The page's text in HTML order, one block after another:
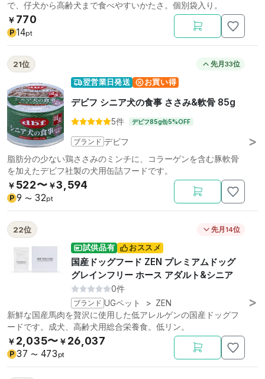
で、仔犬から高齢犬まで食べやすいかたさ。個別袋入り。
￥ 770
P 14pt
21位 先月33位
翌営業日発送 お買い得
デビフ シニア犬の食事 ささみ&軟骨 85g
5件 デビフ85g缶5%OFF
ブランド デビフ
脂肪分の少ない鶏ささみのミンチに、コラーゲンを含む豚軟骨
を加えたデビフ社製の犬用缶詰フードです。
￥ 522〜 ￥3,594
P 9 〜 32pt
22位 先月14位
試供品有 おススメ
国産ドッグフード ZEN プレミアムドッグ
グレインフリー ホース アダルト&シニア
0件
ブランド UGペット > ZEN
新鮮な国産馬肉を贅沢に使用した低アレルゲンの国産ドッグフ
ードです。成犬、高齢犬用総合栄養食。低リン。
￥ 2,035〜 ￥ 26,037
P 37 〜 473 pt